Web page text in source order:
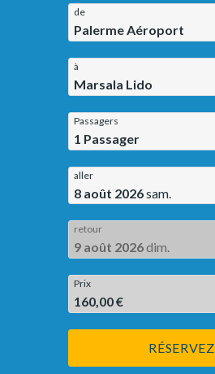
de
Palerme Aéroport
à
Marsala Lido
Passagers
1 Passager
aller
8 août 2026sam.
retour
9 août 2026dim.
Prix
160,00 €
RÉSERVEZ